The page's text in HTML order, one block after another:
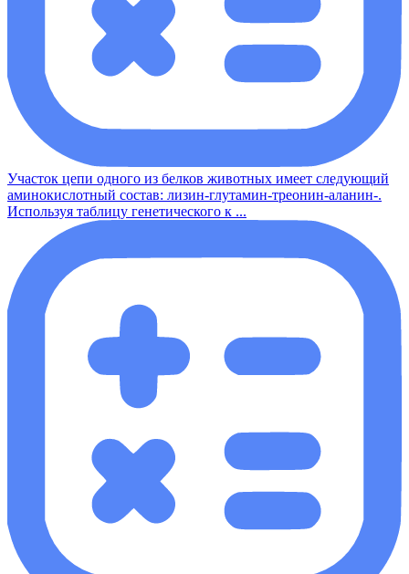
Участок цепи одного из белков животных имеет следующий
аминокислотный состав: лизин-глутамин-треонин-аланин-.
Используя таблицу генетического к ...